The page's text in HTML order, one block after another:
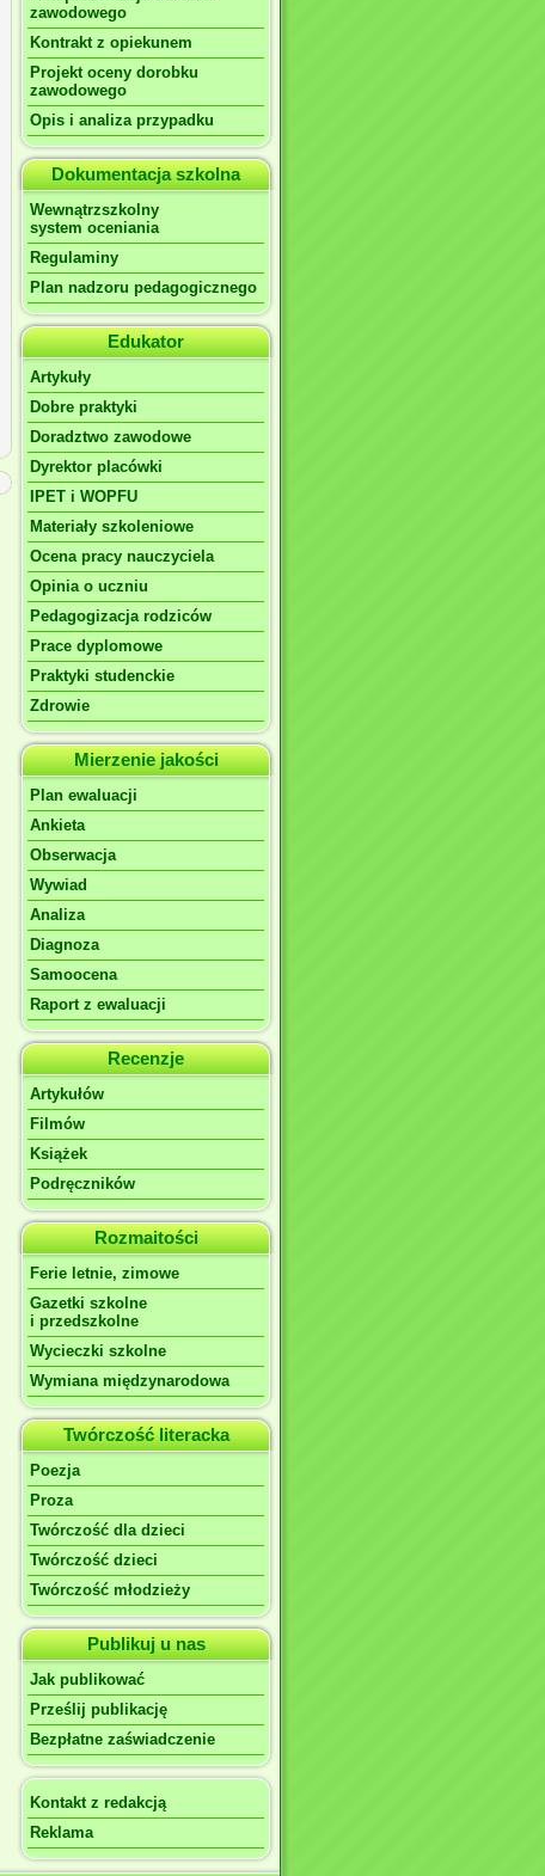
zawodowego
Kontrakt z opiekunem
Projekt oceny dorobku
zawodowego
Opis i analiza przypadku
Dokumentacja szkolna
Wewnątrzszkolny
system oceniania
Regulaminy
Plan nadzoru pedagogicznego
Edukator
Artykuły
Dobre praktyki
Doradztwo zawodowe
Dyrektor placówki
IPET i WOPFU
Materiały szkoleniowe
Ocena pracy nauczyciela
Opinia o uczniu
Pedagogizacja rodziców
Prace dyplomowe
Praktyki studenckie
Zdrowie
Mierzenie jakości
Plan ewaluacji
Ankieta
Obserwacja
Wywiad
Analiza
Diagnoza
Samoocena
Raport z ewaluacji
Recenzje
Artykułów
Filmów
Książek
Podręczników
Rozmaitości
Ferie letnie, zimowe
Gazetki szkolne
i przedszkolne
Wycieczki szkolne
Wymiana międzynarodowa
Twórczość literacka
Poezja
Proza
Twórczość dla dzieci
Twórczość dzieci
Twórczość młodzieży
Publikuj u nas
Jak publikować
Prześlij publikację
Bezpłatne zaświadczenie
Kontakt z redakcją
Reklama